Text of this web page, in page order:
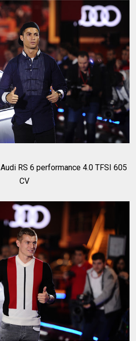
Audi RS 6 performance 4.0 TFSI 605
CV